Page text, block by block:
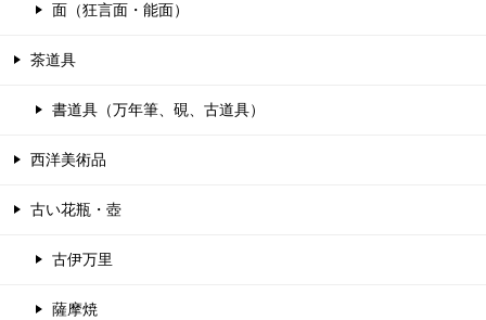
面（狂言面・能面）
茶道具
書道具（万年筆、硯、古道具）
西洋美術品
古い花瓶・壺
古伊万里
薩摩焼